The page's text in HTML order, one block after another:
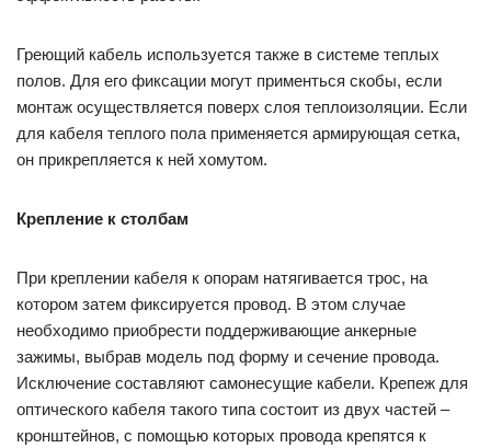
Греющий кабель используется также в системе теплых
полов. Для его фиксации могут применться скобы, если
монтаж осуществляется поверх слоя теплоизоляции. Если
для кабеля теплого пола применяется армирующая сетка,
он прикрепляется к ней хомутом.
Крепление к столбам
При креплении кабеля к опорам натягивается трос, на
котором затем фиксируется провод. В этом случае
необходимо приобрести поддерживающие анкерные
зажимы, выбрав модель под форму и сечение провода.
Исключение составляют самонесущие кабели. Крепеж для
оптического кабеля такого типа состоит из двух частей –
кронштейнов, с помощью которых провода крепятся к